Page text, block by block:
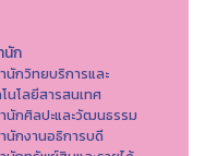
ก
นักวิทยบริการและ
นโลยีสารสนเทศ
นักศิลปะและวัฒนธรรม
นักงานอธิการบดี